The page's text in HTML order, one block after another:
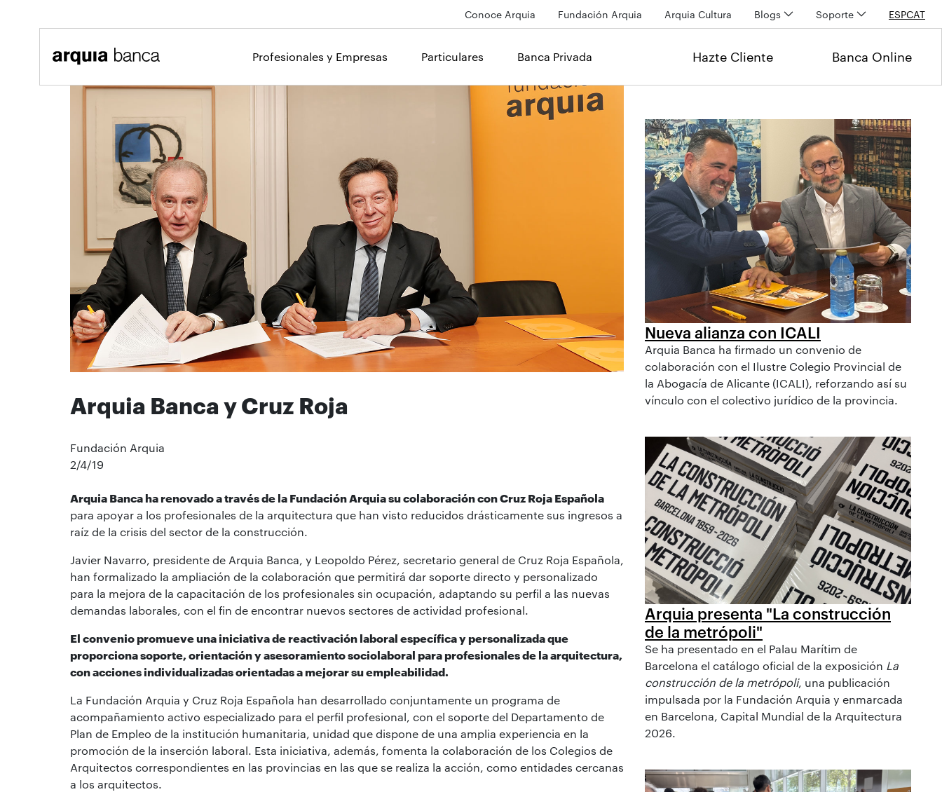
Conoce Arquia Fundación Arquia Arquia Cultura Blogs Soporte ESPCAT
Profesionales y Empresas Particulares Banca Privada Hazte Cliente Banca Online
Arquia Banca y Cruz Roja
Fundación Arquia
2/4/19
Arquia Banca ha renovado a través de la Fundación Arquia su colaboración con Cruz Roja Española
para apoyar a los profesionales de la arquitectura que han visto reducidos drásticamente sus ingresos a
raíz de la crisis del sector de la construcción.
Javier Navarro, presidente de Arquia Banca, y Leopoldo Pérez, secretario general de Cruz Roja Española,
han formalizado la ampliación de la colaboración que permitirá dar soporte directo y personalizado
para la mejora de la capacitación de los profesionales sin ocupación, adaptando su perfil a las nuevas
demandas laborales, con el fin de encontrar nuevos sectores de actividad profesional.
El convenio promueve una iniciativa de reactivación laboral específica y personalizada que
proporciona soporte, orientación y asesoramiento sociolaboral para profesionales de la arquitectura,
con acciones individualizadas orientadas a mejorar su empleabilidad.
La Fundación Arquia y Cruz Roja Española han desarrollado conjuntamente un programa de
acompañamiento activo especializado para el perfil profesional, con el soporte del Departamento de
Plan de Empleo de la institución humanitaria, unidad que dispone de una amplia experiencia en la
promoción de la inserción laboral. Esta iniciativa, además, fomenta la colaboración de los Colegios de
Arquitectos correspondientes en las provincias en las que se realiza la acción, como entidades cercanas
a los arquitectos.
Nueva alianza con ICALI
Arquia Banca ha firmado un convenio de
colaboración con el Ilustre Colegio Provincial de
la Abogacía de Alicante (ICALI), reforzando así su
vínculo con el colectivo jurídico de la provincia.
Arquia presenta "La construcción
de la metrópoli"
Se ha presentado en el Palau Marítim de
Barcelona el catálogo oficial de la exposición La
construcción de la metrópoli, una publicación
impulsada por la Fundación Arquia y enmarcada
en Barcelona, Capital Mundial de la Arquitectura
2026.